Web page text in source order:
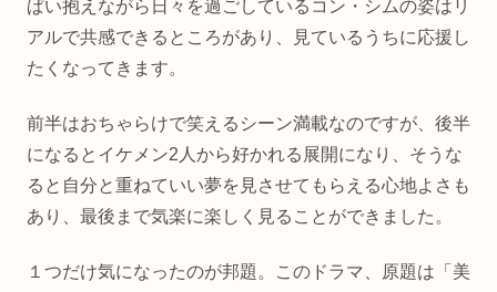
ぱい抱えながら日々を過ごしているコン・シムの姿はリ
アルで共感できるところがあり、見ているうちに応援し
たくなってきます。
前半はおちゃらけで笑えるシーン満載なのですが、後半
になるとイケメン2人から好かれる展開になり、そうな
ると自分と重ねていい夢を見させてもらえる心地よさも
あり、最後まで気楽に楽しく見ることができました。
１つだけ気になったのが邦題。このドラマ、原題は「美